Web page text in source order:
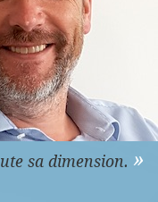
sa dimension. »